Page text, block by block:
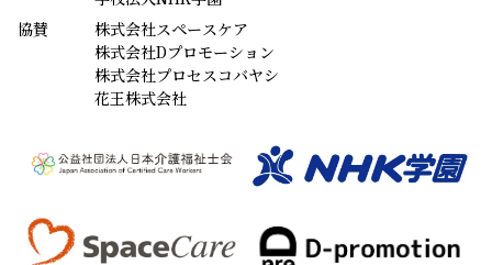
協賛
株式会社スペースケア
株式会社Dプロモーション
株式会社プロセスコバヤシ
花王株式会社